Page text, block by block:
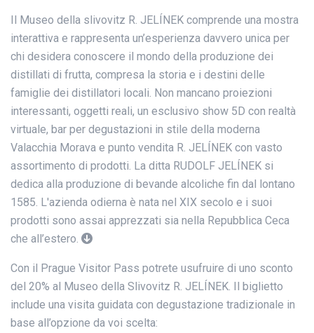
Il Museo della slivovitz R. JELÍNEK comprende una mostra
interattiva e rappresenta un’esperienza davvero unica per
chi desidera conoscere il mondo della produzione dei
distillati di frutta, compresa la storia e i destini delle
famiglie dei distillatori locali. Non mancano proiezioni
interessanti, oggetti reali, un esclusivo show 5D con realtà
virtuale, bar per degustazioni in stile della moderna
Valacchia Morava e punto vendita R. JELÍNEK con vasto
assortimento di prodotti. La ditta RUDOLF JELÍNEK si
dedica alla produzione di bevande alcoliche fin dal lontano
1585. L'azienda odierna è nata nel XIX secolo e i suoi
prodotti sono assai apprezzati sia nella Repubblica Ceca
che all’estero.
Con il Prague Visitor Pass potrete usufruire di uno sconto
del 20% al Museo della Slivovitz R. JELÍNEK. Il biglietto
include una visita guidata con degustazione tradizionale in
base all’opzione da voi scelta: